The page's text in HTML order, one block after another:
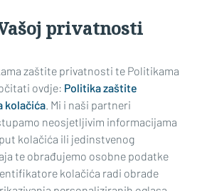
privatnosti
zaštite privatnosti te Politikama
ovdje: Politika zaštite
kolačića. Mi i naši partneri
neosjetljivim informacijama
kolačića ili jedinstvenog
te obrađujemo osobne podatke
kolačića radi obrade